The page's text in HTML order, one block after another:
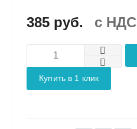
385 руб. c НДС
Купить в 1 клик